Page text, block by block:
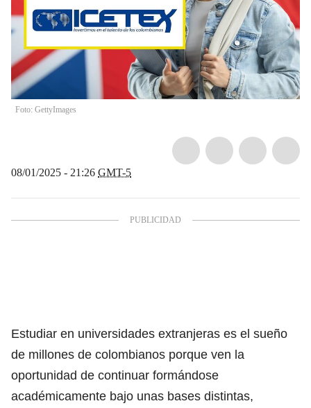
Foto: GettyImages
08/01/2025 - 21:26 GMT-5
Estudiar en universidades extranjeras es el sueño
de millones de colombianos porque ven la
oportunidad de continuar formándose
académicamente bajo unas bases distintas,